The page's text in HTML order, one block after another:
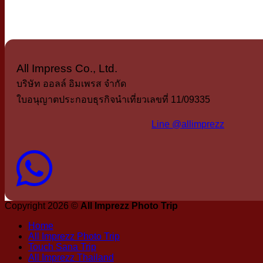
All Impress Co., Ltd.
บริษัท ออลล์ อิมเพรส จำกัด
ใบอนุญาตประกอบธุรกิจนำเที่ยวเลขที่ 11/09335
Line @allimprezz
Copyright 2026 © All Imprezz Photo Trip
Home
All Imprezz Photo Trip
Touch Sana Trip
All Imprezz Thailand